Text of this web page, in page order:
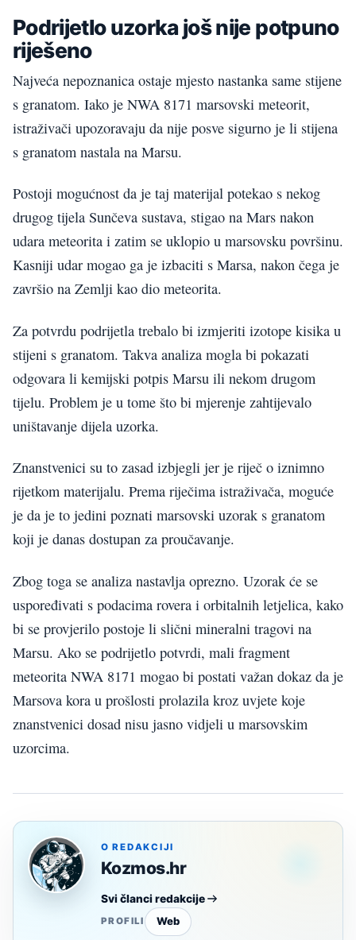
Podrijetlo uzorka još nije potpuno
riješeno
Najveća nepoznanica ostaje mjesto nastanka same stijene
s granatom. Iako je NWA 8171 marsovski meteorit,
istraživači upozoravaju da nije posve sigurno je li stijena
s granatom nastala na Marsu.
Postoji mogućnost da je taj materijal potekao s nekog
drugog tijela Sunčeva sustava, stigao na Mars nakon
udara meteorita i zatim se uklopio u marsovsku površinu.
Kasniji udar mogao ga je izbaciti s Marsa, nakon čega je
završio na Zemlji kao dio meteorita.
Za potvrdu podrijetla trebalo bi izmjeriti izotope kisika u
stijeni s granatom. Takva analiza mogla bi pokazati
odgovara li kemijski potpis Marsu ili nekom drugom
tijelu. Problem je u tome što bi mjerenje zahtijevalo
uništavanje dijela uzorka.
Znanstvenici su to zasad izbjegli jer je riječ o iznimno
rijetkom materijalu. Prema riječima istraživača, moguće
je da je to jedini poznati marsovski uzorak s granatom
koji je danas dostupan za proučavanje.
Zbog toga se analiza nastavlja oprezno. Uzorak će se
uspoređivati s podacima rovera i orbitalnih letjelica, kako
bi se provjerilo postoje li slični mineralni tragovi na
Marsu. Ako se podrijetlo potvrdi, mali fragment
meteorita NWA 8171 mogao bi postati važan dokaz da je
Marsova kora u prošlosti prolazila kroz uvjete koje
znanstvenici dosad nisu jasno vidjeli u marsovskim
uzorcima.
O REDAKCIJI
Kozmos.hr
Svi članci redakcije
PROFILI Web